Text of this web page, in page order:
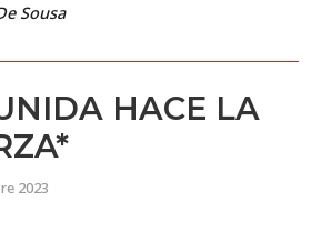
Sousa
HACE LA
2023